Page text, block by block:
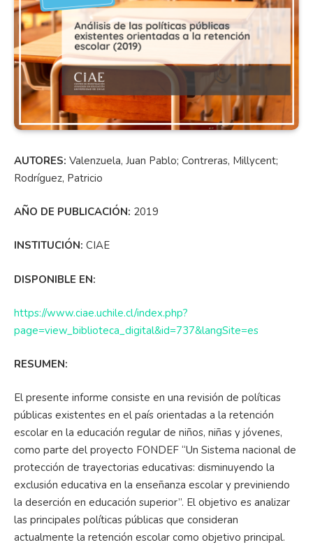
AUTORES: Valenzuela, Juan Pablo; Contreras, Millycent;
Rodríguez, Patricio
AÑO DE PUBLICACIÓN: 2019
INSTITUCIÓN: CIAE
DISPONIBLE EN:
https://www.ciae.uchile.cl/index.php?
page=view_biblioteca_digital&id=737&langSite=es
RESUMEN:
El presente informe consiste en una revisión de políticas
públicas existentes en el país orientadas a la retención
escolar en la educación regular de niños, niñas y jóvenes,
como parte del proyecto FONDEF “Un Sistema nacional de
protección de trayectorias educativas: disminuyendo la
exclusión educativa en la enseñanza escolar y previniendo
la deserción en educación superior”. El objetivo es analizar
las principales políticas públicas que consideran
actualmente la retención escolar como objetivo principal.